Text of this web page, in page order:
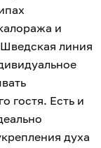
и
линия
гостя. Есть и
духа